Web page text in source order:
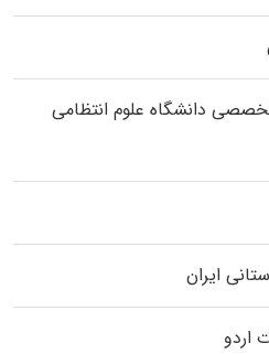
داﻧﺸﮕﺎه ﻋﻠﻮم انتظامی
ایران
اردو